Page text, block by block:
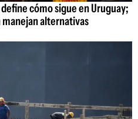
cómo sigue en Uruguay;
alternativas